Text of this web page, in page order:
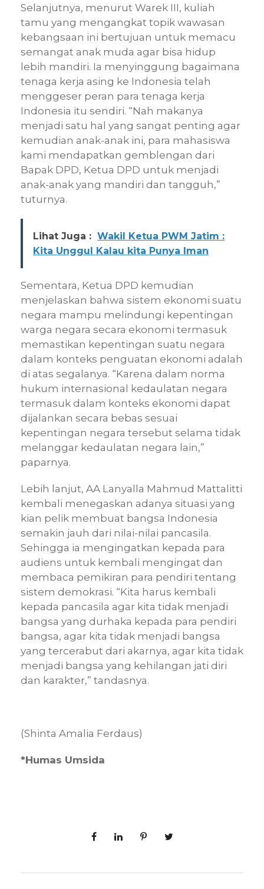
Selanjutnya, menurut Warek III, kuliah
tamu yang mengangkat topik wawasan
kebangsaan ini bertujuan untuk memacu
semangat anak muda agar bisa hidup
lebih mandiri. Ia menyinggung bagaimana
tenaga kerja asing ke Indonesia telah
menggeser peran para tenaga kerja
Indonesia itu sendiri. “Nah makanya
menjadi satu hal yang sangat penting agar
kemudian anak-anak ini, para mahasiswa
kami mendapatkan gemblengan dari
Bapak DPD, Ketua DPD untuk menjadi
anak-anak yang mandiri dan tangguh,”
tuturnya.
Lihat Juga : Wakil Ketua PWM Jatim :
Kita Unggul Kalau kita Punya Iman
Sementara, Ketua DPD kemudian
menjelaskan bahwa sistem ekonomi suatu
negara mampu melindungi kepentingan
warga negara secara ekonomi termasuk
memastikan kepentingan suatu negara
dalam konteks penguatan ekonomi adalah
di atas segalanya. “Karena dalam norma
hukum internasional kedaulatan negara
termasuk dalam konteks ekonomi dapat
dijalankan secara bebas sesuai
kepentingan negara tersebut selama tidak
melanggar kedaulatan negara lain,”
paparnya.
Lebih lanjut, AA Lanyalla Mahmud Mattalitti
kembali menegaskan adanya situasi yang
kian pelik membuat bangsa Indonesia
semakin jauh dari nilai-nilai pancasila.
Sehingga ia mengingatkan kepada para
audiens untuk kembali mengingat dan
membaca pemikiran para pendiri tentang
sistem demokrasi. “Kita harus kembali
kepada pancasila agar kita tidak menjadi
bangsa yang durhaka kepada para pendiri
bangsa, agar kita tidak menjadi bangsa
yang tercerabut dari akarnya, agar kita tidak
menjadi bangsa yang kehilangan jati diri
dan karakter,” tandasnya.
(Shinta Amalia Ferdaus)
*Humas Umsida